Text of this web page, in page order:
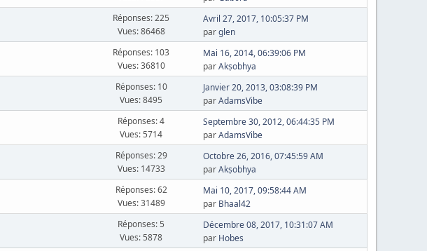
Réponses: 225
Vues: 86468
Avril 27, 2017, 10:05:37 PM
parglen
Réponses: 103
Vues: 36810
Mai 16, 2014, 06:39:06 PM
parAkṣobhya
Réponses: 10
Vues: 8495
Janvier 20, 2013, 03:08:39 PM
parAdamsVibe
Réponses: 4
Vues: 5714
Septembre 30, 2012, 06:44:35 PM
parAdamsVibe
Réponses: 29
Vues: 14733
Octobre 26, 2016, 07:45:59 AM
parAkṣobhya
Réponses: 62
Vues: 31489
Mai 10, 2017, 09:58:44 AM
par Bhaal42
Réponses: 5
Vues: 5878
Décembre 08, 2017, 10:31:07 AM
par Hobes